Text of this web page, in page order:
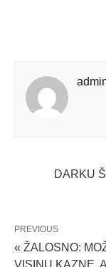
DARKU
PREVIOUS
« ŽALOSNO:
VISINU KAZNE,